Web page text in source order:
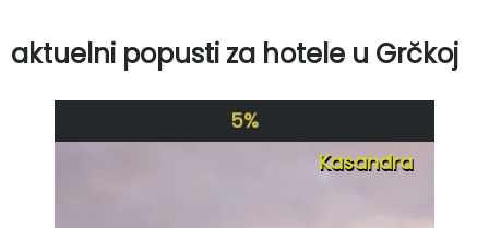
aktuelni popusti za hotele u Grčkoj
5%
Kasandra